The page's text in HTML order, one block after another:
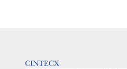
Igualdade